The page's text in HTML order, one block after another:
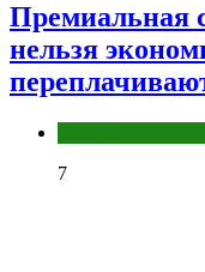
Премиальная
нельзя
7